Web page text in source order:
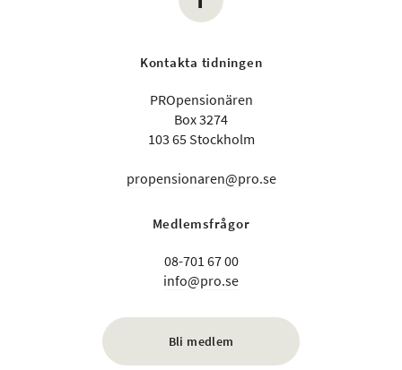
Kontakta tidningen
PROpensionären
Box 3274
103 65 Stockholm
propensionaren@pro.se
Medlemsfrågor
08-701 67 00
info@pro.se
Bli medlem